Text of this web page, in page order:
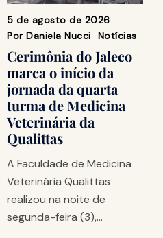
5 de agosto de 2026
Por Daniela Nucci Notícias
Cerimônia do Jaleco
marca o início da
jornada da quarta
turma de Medicina
Veterinária da
Qualittas
A Faculdade de Medicina
Veterinária Qualittas
realizou na noite de
segunda-feira (3),…